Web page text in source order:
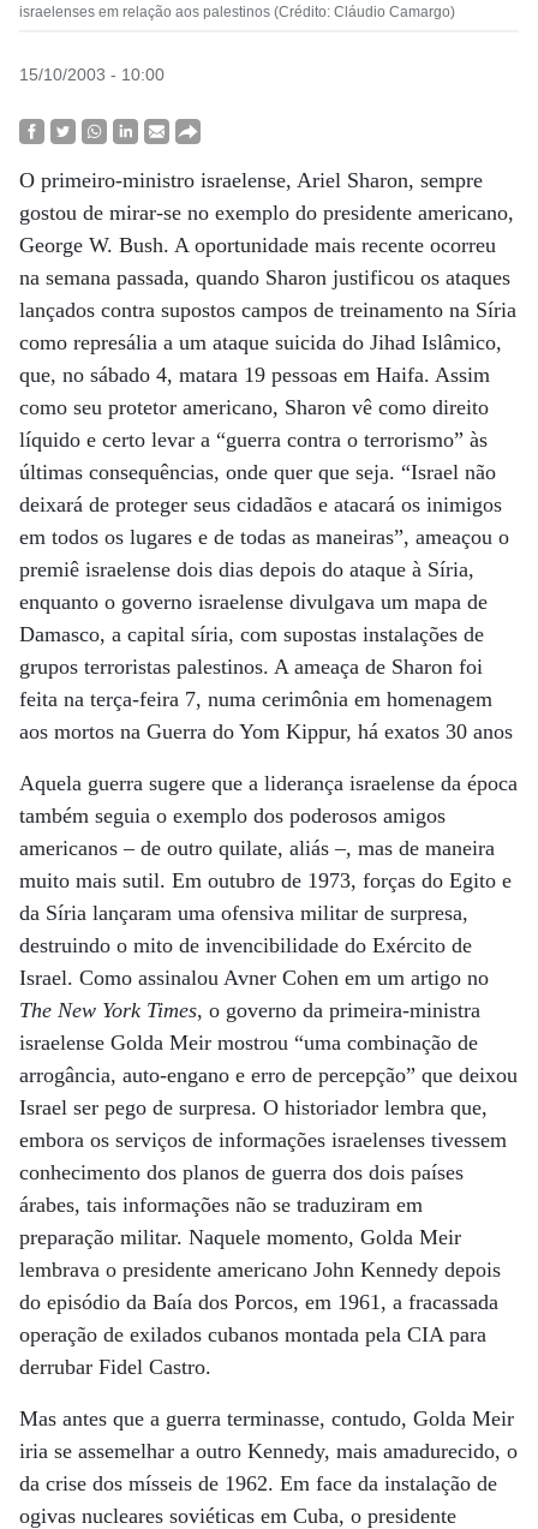
israelenses em relação aos palestinos (Crédito: Cláudio Camargo)
15/10/2003 - 10:00
O primeiro-ministro israelense, Ariel Sharon, sempre
gostou de mirar-se no exemplo do presidente americano,
George W. Bush. A oportunidade mais recente ocorreu
na semana passada, quando Sharon justificou os ataques
lançados contra supostos campos de treinamento na Síria
como represália a um ataque suicida do Jihad Islâmico,
que, no sábado 4, matara 19 pessoas em Haifa. Assim
como seu protetor americano, Sharon vê como direito
líquido e certo levar a “guerra contra o terrorismo” às
últimas consequências, onde quer que seja. “Israel não
deixará de proteger seus cidadãos e atacará os inimigos
em todos os lugares e de todas as maneiras”, ameaçou o
premiê israelense dois dias depois do ataque à Síria,
enquanto o governo israelense divulgava um mapa de
Damasco, a capital síria, com supostas instalações de
grupos terroristas palestinos. A ameaça de Sharon foi
feita na terça-feira 7, numa cerimônia em homenagem
aos mortos na Guerra do Yom Kippur, há exatos 30 anos
Aquela guerra sugere que a liderança israelense da época
também seguia o exemplo dos poderosos amigos
americanos – de outro quilate, aliás –, mas de maneira
muito mais sutil. Em outubro de 1973, forças do Egito e
da Síria lançaram uma ofensiva militar de surpresa,
destruindo o mito de invencibilidade do Exército de
Israel. Como assinalou Avner Cohen em um artigo no
The New York Times, o governo da primeira-ministra
israelense Golda Meir mostrou “uma combinação de
arrogância, auto-engano e erro de percepção” que deixou
Israel ser pego de surpresa. O historiador lembra que,
embora os serviços de informações israelenses tivessem
conhecimento dos planos de guerra dos dois países
árabes, tais informações não se traduziram em
preparação militar. Naquele momento, Golda Meir
lembrava o presidente americano John Kennedy depois
do episódio da Baía dos Porcos, em 1961, a fracassada
operação de exilados cubanos montada pela CIA para
derrubar Fidel Castro.
Mas antes que a guerra terminasse, contudo, Golda Meir
iria se assemelhar a outro Kennedy, mais amadurecido, o
da crise dos mísseis de 1962. Em face da instalação de
ogivas nucleares soviéticas em Cuba, o presidente